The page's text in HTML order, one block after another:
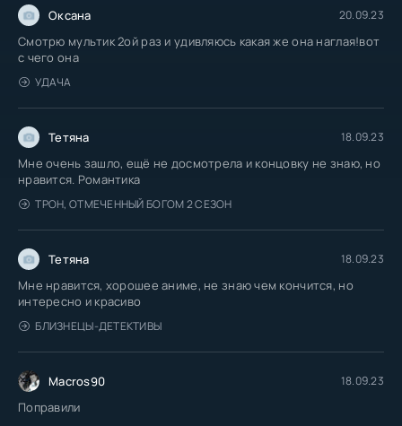
Оксана 20.09.23
Смотрю мультик 2ой раз и удивляюсь какая же она наглая!вот
с чего она
УДАЧА
Тетяна 18.09.23
Мне очень зашло, ещё не досмотрела и концовку не знаю, но
нравится. Романтика
ТРОН, ОТМЕЧЕННЫЙ БОГОМ 2 СЕЗОН
Тетяна 18.09.23
Мне нравится, хорошее аниме, не знаю чем кончится, но
интересно и красиво
БЛИЗНЕЦЫ-ДЕТЕКТИВЫ
Macros90 18.09.23
Поправили